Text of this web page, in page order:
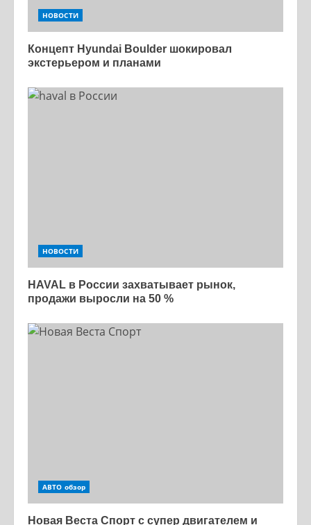
НОВОСТИ
Концепт Hyundai Boulder шокировал
экстерьером и планами
НОВОСТИ
HAVAL в России захватывает рынок,
продажи выросли на 50 %
АВТО обзор
Новая Веста Спорт с супер двигателем и